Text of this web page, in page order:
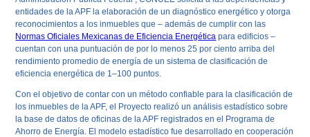
entidades de la APF la elaboración de un diagnóstico energético y otorga
reconocimientos a los inmuebles que – además de cumplir con las
Normas Oficiales Mexicanas de Eficiencia Energética para edificios –
cuentan con una puntuación de por lo menos 25 por ciento arriba del
rendimiento promedio de energía de un sistema de clasificación de
eficiencia energética de 1–100 puntos.
Con el objetivo de contar con un método confiable para la clasificación de
los inmuebles de la APF, el Proyecto realizó un análisis estadístico sobre
la base de datos de oficinas de la APF registrados en el Programa de
Ahorro de Energía. El modelo estadístico fue desarrollado en cooperación